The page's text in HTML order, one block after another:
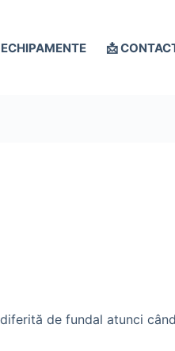
📩
de fundal atunci când